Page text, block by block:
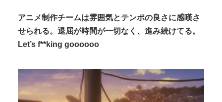
アニメ制作チームは雰囲気とテンポの良さに感嘆さ
せられる。退屈が時間が一切なく、進み続けてる。
Let’s f**king goooooo